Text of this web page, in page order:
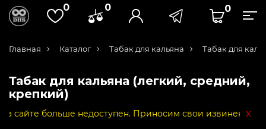
0 0 0
Главная Каталог Табак для кальяна Табак для
Табак для кальяна (легкий, средний,
крепкий)
недоступен. Приносим свои извинения за x